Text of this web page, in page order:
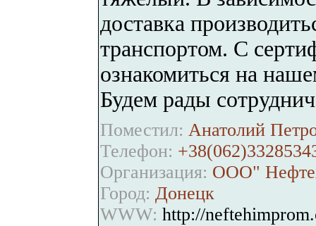
доставка
транспортом. С
ознакомиться на
Будем рады
Поместил: Анатолий
Телефон:
Организация: ООО"
Город: Донецк
WWW: http://